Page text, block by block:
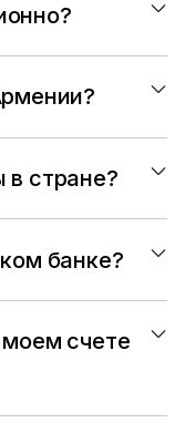
стране?
банке?
счете